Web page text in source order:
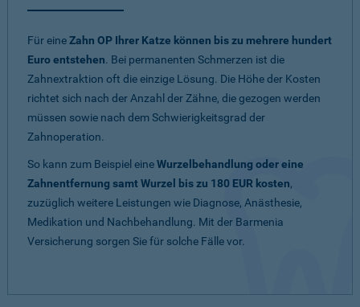
Für eineZahn OP Ihrer Katze können bis zu mehrere hundert
Euro entstehen. Bei permanenten Schmerzen ist die
Zahnextraktion oft die einzige Lösung. Die Höhe der Kosten
richtet sich nach der Anzahl der Zähne, die gezogen werden
müssen sowie nach dem Schwierigkeitsgrad der
Zahnoperation.
So kann zum Beispiel eineWurzelbehandlung oder eine
Zahnentfernung samt Wurzel bis zu 180 EUR kosten,
zuzüglich weitere Leistungen wie Diagnose, Anästhesie,
Medikation und Nachbehandlung. Mit der Barmenia
Versicherung sorgen Sie für solche Fälle vor.